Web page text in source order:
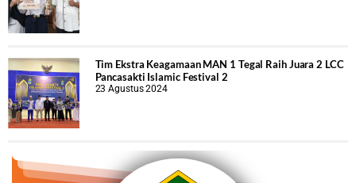
Tim Ekstra Keagamaan MAN 1 Tegal Raih Juara 2 LCC
Pancasakti Islamic Festival 2
23 Agustus 2024